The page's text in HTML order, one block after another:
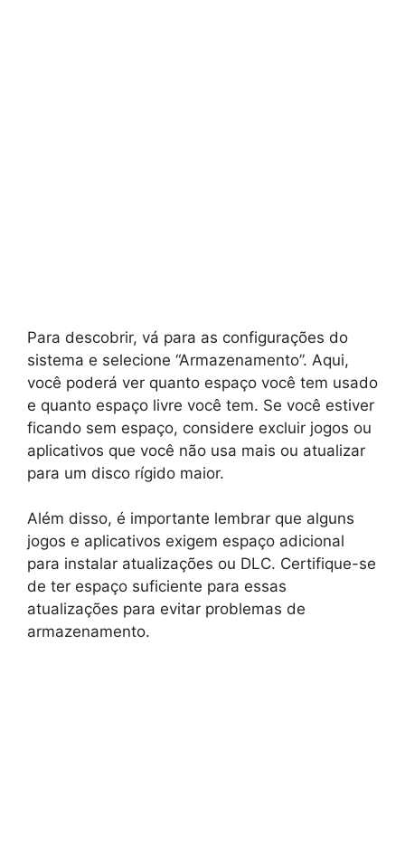
Para descobrir, vá para as configurações do
sistema e selecione “Armazenamento”. Aqui,
você poderá ver quanto espaço você tem usado
e quanto espaço livre você tem. Se você estiver
ficando sem espaço, considere excluir jogos ou
aplicativos que você não usa mais ou atualizar
para um disco rígido maior.
Além disso, é importante lembrar que alguns
jogos e aplicativos exigem espaço adicional
para instalar atualizações ou DLC. Certifique-se
de ter espaço suficiente para essas
atualizações para evitar problemas de
armazenamento.